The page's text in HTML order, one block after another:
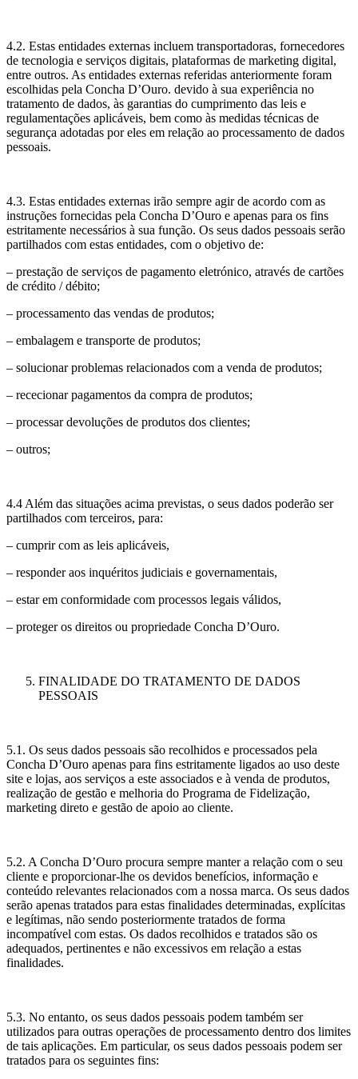
4.2. Estas entidades externas incluem transportadoras, fornecedores
de tecnologia e serviços digitais, plataformas de marketing digital,
entre outros. As entidades externas referidas anteriormente foram
escolhidas pela Concha D’Ouro. devido à sua experiência no
tratamento de dados, às garantias do cumprimento das leis e
regulamentações aplicáveis, bem como às medidas técnicas de
segurança adotadas por eles em relação ao processamento de dados
pessoais.
4.3. Estas entidades externas irão sempre agir de acordo com as
instruções fornecidas pela Concha D’Ouro e apenas para os fins
estritamente necessários à sua função. Os seus dados pessoais serão
partilhados com estas entidades, com o objetivo de:
– prestação de serviços de pagamento eletrónico, através de cartões
de crédito / débito;
– processamento das vendas de produtos;
– embalagem e transporte de produtos;
– solucionar problemas relacionados com a venda de produtos;
– rececionar pagamentos da compra de produtos;
– processar devoluções de produtos dos clientes;
– outros;
4.4 Além das situações acima previstas, o seus dados poderão ser
partilhados com terceiros, para:
– cumprir com as leis aplicáveis,
– responder aos inquéritos judiciais e governamentais,
– estar em conformidade com processos legais válidos,
– proteger os direitos ou propriedade Concha D’Ouro.
FINALIDADE DO TRATAMENTO DE DADOS
PESSOAIS
5.1. Os seus dados pessoais são recolhidos e processados pela
Concha D’Ouro apenas para fins estritamente ligados ao uso deste
site e lojas, aos serviços a este associados e à venda de produtos,
realização de gestão e melhoria do Programa de Fidelização,
marketing direto e gestão de apoio ao cliente.
5.2. A Concha D’Ouro procura sempre manter a relação com o seu
cliente e proporcionar-lhe os devidos benefícios, informação e
conteúdo relevantes relacionados com a nossa marca. Os seus dados
serão apenas tratados para estas finalidades determinadas, explícitas
e legítimas, não sendo posteriormente tratados de forma
incompatível com estas. Os dados recolhidos e tratados são os
adequados, pertinentes e não excessivos em relação a estas
finalidades.
5.3. No entanto, os seus dados pessoais podem também ser
utilizados para outras operações de processamento dentro dos limites
de tais aplicações. Em particular, os seus dados pessoais podem ser
tratados para os seguintes fins: